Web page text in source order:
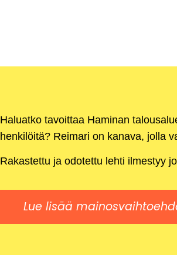
Haluatko tavoittaa Haminan
henkilöitä? Reimari on kanava, jolla
Rakastettu ja odotettu lehti ilmestyy
Lue lisää